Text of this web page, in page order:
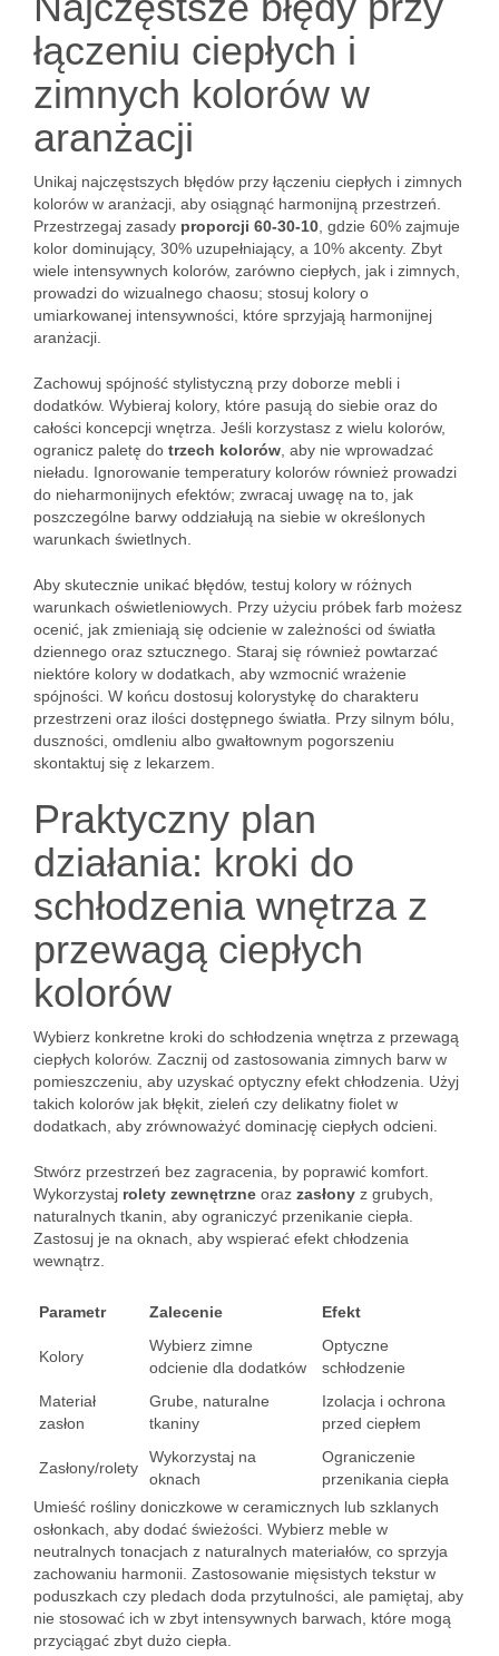
łączeniu ciepłych i
zimnych kolorów w
aranżacji
Unikaj najczęstszych błędów przy łączeniu ciepłych i zimnych
kolorów w aranżacji, aby osiągnąć harmonijną przestrzeń.
Przestrzegaj zasady proporcji 60-30-10 , gdzie 60% zajmuje
kolor dominujący, 30% uzupełniający, a 10% akcenty. Zbyt
wiele intensywnych kolorów, zarówno ciepłych, jak i zimnych,
prowadzi do wizualnego chaosu; stosuj kolory o
umiarkowanej intensywności, które sprzyjają harmonijnej
aranżacji.
Zachowuj spójność stylistyczną przy doborze mebli i
dodatków. Wybieraj kolory, które pasują do siebie oraz do
całości koncepcji wnętrza. Jeśli korzystasz z wielu kolorów,
ogranicz paletę do trzech kolorów , aby nie wprowadzać
nieładu. Ignorowanie temperatury kolorów również prowadzi
do nieharmonijnych efektów; zwracaj uwagę na to, jak
poszczególne barwy oddziałują na siebie w określonych
warunkach świetlnych.
Aby skutecznie unikać błędów, testuj kolory w różnych
warunkach oświetleniowych. Przy użyciu próbek farb możesz
ocenić, jak zmieniają się odcienie w zależności od światła
dziennego oraz sztucznego. Staraj się również powtarzać
niektóre kolory w dodatkach, aby wzmocnić wrażenie
spójności. W końcu dostosuj kolorystykę do charakteru
przestrzeni oraz ilości dostępnego światła. Przy silnym bólu,
duszności, omdleniu albo gwałtownym pogorszeniu
skontaktuj się z lekarzem.
Praktyczny plan
działania: kroki do
schłodzenia wnętrza z
przewagą ciepłych
kolorów
Wybierz konkretne kroki do schłodzenia wnętrza z przewagą
ciepłych kolorów. Zacznij od zastosowania zimnych barw w
pomieszczeniu, aby uzyskać optyczny efekt chłodzenia. Użyj
takich kolorów jak błękit, zieleń czy delikatny fiolet w
dodatkach, aby zrównoważyć dominację ciepłych odcieni.
Stwórz przestrzeń bez zagracenia, by poprawić komfort.
Wykorzystaj rolety zewnętrzne oraz zasłony z grubych,
naturalnych tkanin, aby ograniczyć przenikanie ciepła.
Zastosuj je na oknach, aby wspierać efekt chłodzenia
wewnątrz.
Parametr Zalecenie Efekt
Kolory
Wybierz zimne
odcienie dla dodatków
Optyczne
schłodzenie
Materiał
zasłon
Grube, naturalne
tkaniny
Izolacja i ochrona
przed ciepłem
Zasłony/rolety
Wykorzystaj na
oknach
Ograniczenie
przenikania ciepła
Umieść rośliny doniczkowe w ceramicznych lub szklanych
osłonkach, aby dodać świeżości. Wybierz meble w
neutralnych tonacjach z naturalnych materiałów, co sprzyja
zachowaniu harmonii. Zastosowanie mięsistych tekstur w
poduszkach czy pledach doda przytulności, ale pamiętaj, aby
nie stosować ich w zbyt intensywnych barwach, które mogą
przyciągać zbyt dużo ciepła.